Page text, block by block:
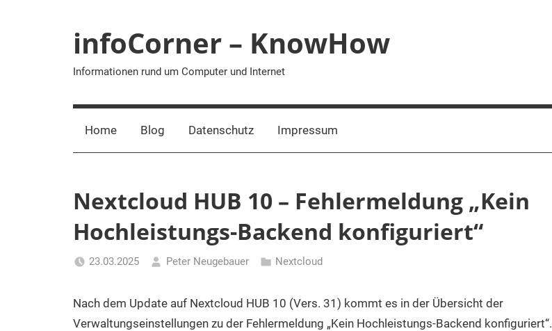
infoCorner – KnowHow
Informationen rund um Computer und Internet
Home Blog Datenschutz Impressum
Nextcloud HUB 10 – Fehlermeldung „Kein
Hochleistungs-Backend konfiguriert“
23.03.2025 Peter Neugebauer Nextcloud
Nach dem Update auf Nextcloud HUB 10 (Vers. 31) kommt es in der Übersicht der
Verwaltungseinstellungen zu der Fehlermeldung „Kein Hochleistungs-Backend konfiguriert“.